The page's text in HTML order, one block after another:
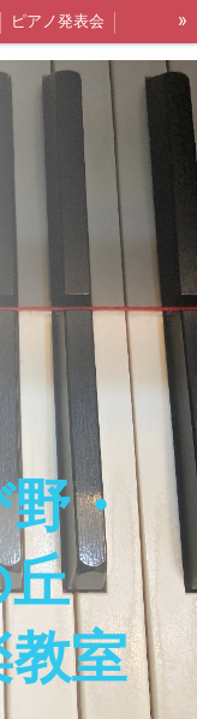
ピアノ発表会 »
・
教室